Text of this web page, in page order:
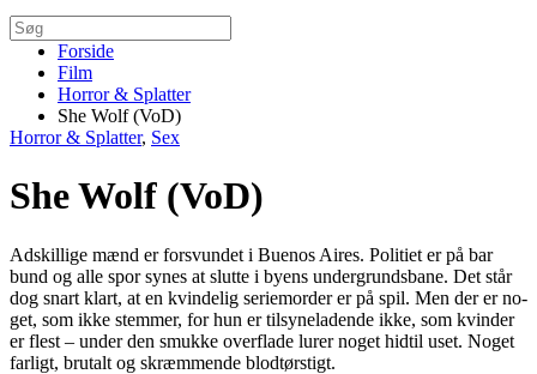
Forside
Film
Horror & Splatter
She Wolf (VoD)
Horror & Splatter, Sex
She Wolf (VoD)
Ad­skil­li­ge mænd er for­s­vun­det i Bu­enos Ai­res. Po­li­ti­et er på bar
bund og alle spor sy­nes at slut­te i by­ens un­der­grunds­ba­ne. Det står
dog snart klart, at en kvin­de­lig se­ri­e­mor­der er på spil. Men der er no­
get, som ikke stem­mer, for hun er til­sy­ne­la­den­de ikke, som kvin­der
er flest – un­der den smuk­ke over­fla­de lu­rer no­get hidtil uset. No­get
far­ligt, brutalt og skræm­men­de blodtørstigt.